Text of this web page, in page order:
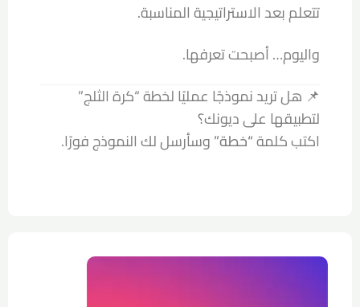
تتعلم بعد الاستراتيجية المناسبة.
واليوم… أصبحت تعرفها.
📌 هل تريد نموذجًا عمليًا لخطة “كرة الثلج”
لتطبيقها على ديونك؟
اكتب كلمة“خطة”وسأرسل لك النموذج فورًا.